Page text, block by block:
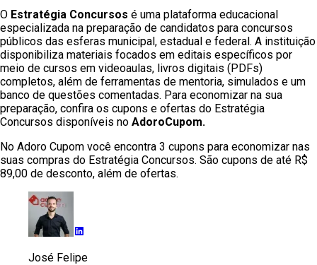
O Estratégia Concursos é uma plataforma educacional
especializada na preparação de candidatos para concursos
públicos das esferas municipal, estadual e federal. A instituição
disponibiliza materiais focados em editais específicos por
meio de cursos em videoaulas, livros digitais (PDFs)
completos, além de ferramentas de mentoria, simulados e um
banco de questões comentadas. Para economizar na sua
preparação, confira os cupons e ofertas do Estratégia
Concursos disponíveis no AdoroCupom.
No Adoro Cupom você encontra 3 cupons para economizar nas
suas compras do Estratégia Concursos. São cupons de até R$
89,00 de desconto, além de ofertas.
José Felipe